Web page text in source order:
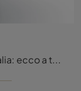
Salotti e Poltrone in tessuto di Ditre Italia: ecco a te il modello Manta in tessuto per arricchire i tuoi spazi.